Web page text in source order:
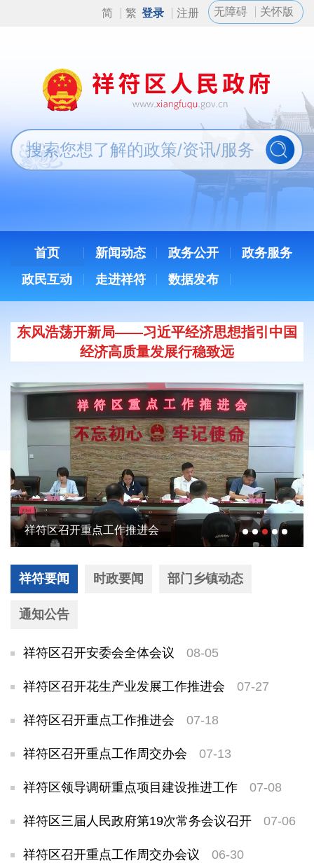
简 繁 登录 注册 无障碍 关怀版
首页 新闻动态 政务公开
政务服务
政民互动
走进祥符 数据发布
东风浩荡开新局——习近平经济思想指引中国
经济高质量发展行稳致远
祥符区召开重点工作推进会
祥符要闻 时政要闻 部门乡镇动态
通知公告
祥符区召开安委会全体会议 08-05
祥符区召开花生产业发展工作推进会 07-27
祥符区召开重点工作推进会 07-18
祥符区召开重点工作周交办会 07-13
祥符区领导调研重点项目建设推进工作 07-08
祥符区三届人民政府第19次常务会议召开 07-06
祥符区召开重点工作周交办会议 06-30